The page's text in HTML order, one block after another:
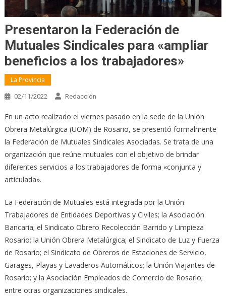
Presentaron la Federación de
Mutuales Sindicales para «ampliar
beneficios a los trabajadores»
La Provincia
02/11/2022 Redacción
En un acto realizado el viernes pasado en la sede de la Unión
Obrera Metalúrgica (UOM) de Rosario, se presentó formalmente
la Federación de Mutuales Sindicales Asociadas. Se trata de una
organización que reúne mutuales con el objetivo de brindar
diferentes servicios a los trabajadores de forma «conjunta y
articulada».
La Federación de Mutuales está integrada por la Unión
Trabajadores de Entidades Deportivas y Civiles; la Asociación
Bancaria; el Sindicato Obrero Recolección Barrido y Limpieza
Rosario; la Unión Obrera Metalúrgica; el Sindicato de Luz y Fuerza
de Rosario; el Sindicato de Obreros de Estaciones de Servicio,
Garages, Playas y Lavaderos Automáticos; la Unión Viajantes de
Rosario; y la Asociación Empleados de Comercio de Rosario;
entre otras organizaciones sindicales.